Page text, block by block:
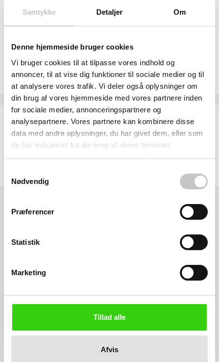
Samtykke Detaljer Om
Denne hjemmeside bruger cookies
Vi bruger cookies til at tilpasse vores indhold og
annoncer, til at vise dig funktioner til sociale medier og til
at analysere vores trafik. Vi deler også oplysninger om
din brug af vores hjemmeside med vores partnere inden
for sociale medier, annonceringspartnere og
analysepartnere. Vores partnere kan kombinere disse
data med andre oplysninger, du har givet dem, eller som
de har indsamlet fra din brug af deres tjenester.
Nødvendig
Præferencer
Statistik
Marketing
Tillad alle
Afvis
Uanset om du arbejder med fødevareproduktion,
transportkasser altid er tydeligt mærkede, hvilket
minimerer fejl og optimerer arbejdsgange i den daglige
drift.
Specifikationer
Størrelse (L x b x h):
Ydre:85 x 20 x mm